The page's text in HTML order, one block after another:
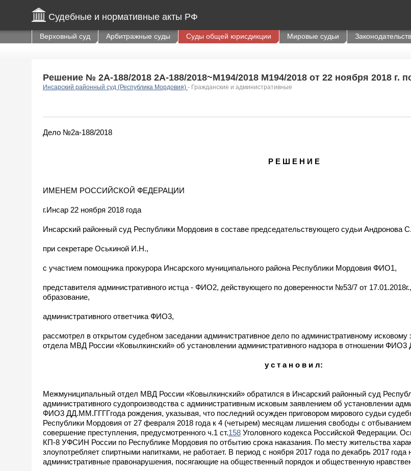
Судебные и нормативные акты РФ
Верховный суд Арбитражные суды Суды общей юрисдикции Мировые судьи
Решение № 2А-188/2018 2А-188/2018~М194/2018 М194/2018 от 22 ноября 2018 г.
Инсарский районный суд (Республика Мордовия) - Гражданские и административные
Дело №2а-188/2018
Р Е Ш Е Н И Е
ИМЕНЕМ РОССИЙСКОЙ ФЕДЕРАЦИИ
г.Инсар 22 ноября 2018 года
Инсарский районный суд Республики Мордовия в составе председательствующего судьи Андронова
при секретаре Оськиной И.Н.,
с участием помощника прокурора Инсарского муниципального района Республики Мордовия ФИО1,
представителя административного истца - ФИО2, действующего по доверенности №53/7 от
образование,
административного ответчика ФИО3,
рассмотрел в открытом судебном заседании административное дело по административному
отдела МВД России «Ковылкинский» об установлении административного надзора в отношении
у с т а н о в и л:
Межмуниципальный отдел МВД России «Ковылкинский» обратился в Инсарский районный суд
административного судопроизводства с административным исковым заявлением об установлении
ФИО3 ДД.ММ.ГГГГгода рождения, указывая, что последний осужден приговором мирового судьи
Республики Мордовия от 27 февраля 2018 года к 4 (четырем) месяцам лишения свободы с отбыванием
совершение преступления, предусмотренного ч.1 ст.158 Уголовного кодекса Российской Федерации.
КП-8 УФСИН России по Республике Мордовия по отбытию срока наказания. По месту жительства
злоупотребляет спиртными напитками, не работает. В период с ноября 2017 года по декабрь 2017 года
административные правонарушения, посягающие на общественный порядок и общественную